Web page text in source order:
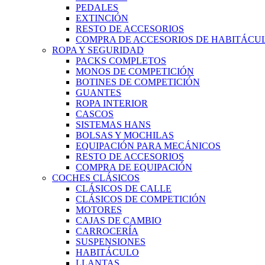
PEDALES
EXTINCIÓN
RESTO DE ACCESORIOS
COMPRA DE ACCESORIOS DE
ROPA Y SEGURIDAD
PACKS COMPLETOS
MONOS DE COMPETICIÓN
BOTINES DE COMPETICIÓN
GUANTES
ROPA INTERIOR
CASCOS
SISTEMAS HANS
BOLSAS Y MOCHILAS
EQUIPACIÓN PARA MECÁNICOS
RESTO DE ACCESORIOS
COMPRA DE EQUIPACIÓN
COCHES CLÁSICOS
CLÁSICOS DE CALLE
CLÁSICOS DE COMPETICIÓN
MOTORES
CAJAS DE CAMBIO
CARROCERÍA
SUSPENSIONES
HABITÁCULO
LLANTAS